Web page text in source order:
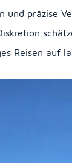
und präzise
Reisen auf